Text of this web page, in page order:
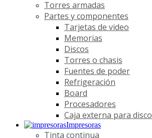
Torres armadas
Partes y componentes
Tarjetas de video
Memorias
Discos
Torres o chasis
Fuentes de poder
Refrigeración
Board
Procesadores
Caja externa para disco
Impresoras
Tinta continua